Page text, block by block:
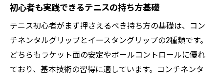
初心者も実践できるテニスの持ち方基礎
テニス初心者がまず押さえるべき持ち方の基礎は、コン
チネンタルグリップとイースタングリップの2種類です。
どちらもラケット面の安定やボールコントロールに優れ
ており、基本技術の習得に適しています。コンチネンタ